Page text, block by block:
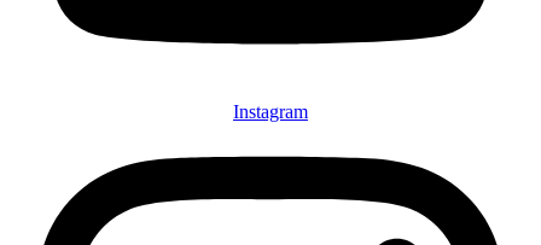
Instagram